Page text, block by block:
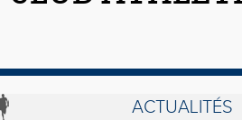
ACTUALITÉS